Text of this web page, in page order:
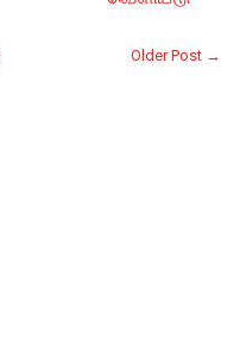
Older Post →